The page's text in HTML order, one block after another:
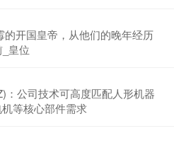
的开国皇帝，从他们的晚年经历
皇位
：公司技术可高度匹配人形机器
等核心部件需求